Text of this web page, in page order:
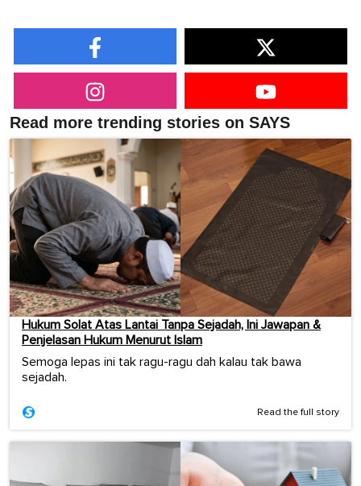
Read more trending stories on SAYS
Hukum Solat Atas Lantai Tanpa Sejadah, Ini Jawapan &
Penjelasan Hukum Menurut Islam
Semoga lepas ini tak ragu-ragu dah kalau tak bawa
sejadah.
Read the full story